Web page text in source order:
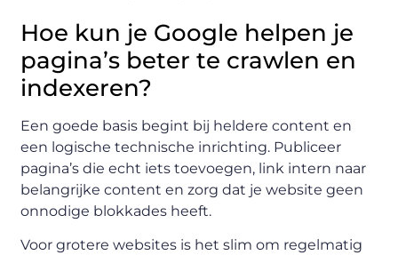
Hoe kun je Google helpen je
pagina’s beter te crawlen en
indexeren?
Een goede basis begint bij heldere content en
een logische technische inrichting. Publiceer
pagina’s die echt iets toevoegen, link intern naar
belangrijke content en zorg dat je website geen
onnodige blokkades heeft.
Voor grotere websites is het slim om regelmatig